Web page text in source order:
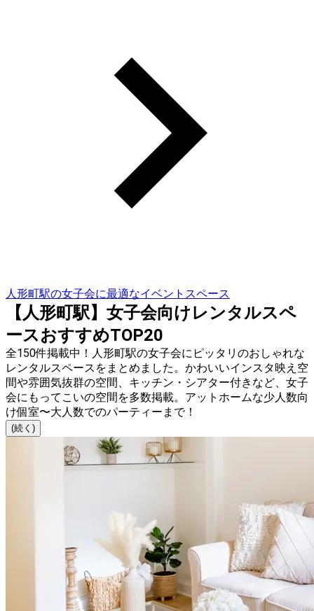
人形町駅の女子会に最適なイベントスペース
【人形町駅】女子会向けレンタルスペ
ースおすすめTOP20
全150件掲載中！人形町駅の女子会にピッタリのおしゃれな
レンタルスペースをまとめました。かわいいインスタ映え空
間や雰囲気抜群の空間、キッチン・シアター付きなど、女子
会にもってこいの空間を多数掲載。アットホームな少人数向
け個室〜大人数でのパーティーまで！
(続く)